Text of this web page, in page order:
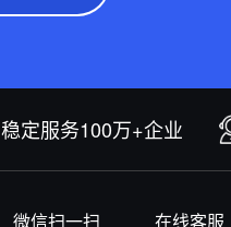
稳定服务100万+企业
微信扫一扫 在线客服